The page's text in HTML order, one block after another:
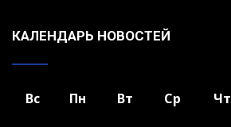
КАЛЕНДАРЬ НОВОСТЕЙ
Вс Пн Вт Ср Чт